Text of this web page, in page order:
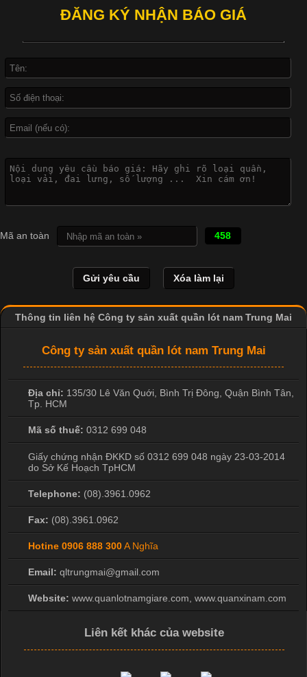
Đại
In Chuyển Nhiệt Là Gì? Công Nghệ In Hiện Đại Trong Ngành
May Mặc Trong ngành in ấn và thời trang, in chuyển nhiệt đang
là một trong những công nghệ phổ biến nhờ khả năng tạo ra
dụng rộng rãi trong sản xuất áo thun, đồ thể thao
ĐĂNG KÝ NHẬN BÁO GIÁ
Mã an toàn 458
Thông tin liên hệ Công ty sản xuất quần lót nam Trung Mai
Công ty sản xuất quần lót nam Trung Mai
Địa chỉ: 135/30 Lê Văn Quới, Bình Trị Đông, Quận Bình Tân,
Tp. HCM
Mã số thuế: 0312 699 048
Giấy chứng nhận ĐKKD số 0312 699 048 ngày 23-03-2014
do Sở Kế Hoạch TpHCM
Telephone: (08).3961.0962
Fax: (08).3961.0962
Hotine 0906 888 300A Nghĩa
Email: qltrungmai@gmail.com
Website: www.quanlotnamgiare.com, www.quanxinam.com
Liên kết khác của website